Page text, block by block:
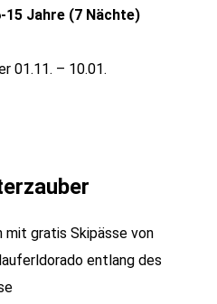
15 Jahre (7 Nächte)
01.11. – 10.01.
mit gratis Skipässe von
entlang des